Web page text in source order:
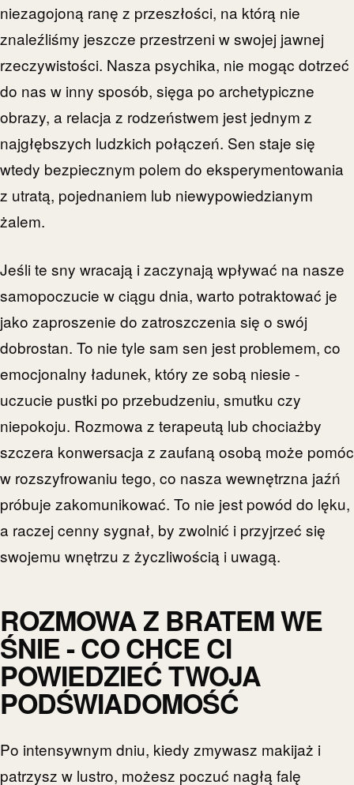
niezagojoną ranę z przeszłości, na którą nie
znaleźliśmy jeszcze przestrzeni w swojej jawnej
rzeczywistości. Nasza psychika, nie mogąc dotrzeć
do nas w inny sposób, sięga po archetypiczne
obrazy, a relacja z rodzeństwem jest jednym z
najgłębszych ludzkich połączeń. Sen staje się
wtedy bezpiecznym polem do eksperymentowania
z utratą, pojednaniem lub niewypowiedzianym
żalem.
Jeśli te sny wracają i zaczynają wpływać na nasze
samopoczucie w ciągu dnia, warto potraktować je
jako zaproszenie do zatroszczenia się o swój
dobrostan. To nie tyle sam sen jest problemem, co
emocjonalny ładunek, który ze sobą niesie -
uczucie pustki po przebudzeniu, smutku czy
niepokoju. Rozmowa z terapeutą lub chociażby
szczera konwersacja z zaufaną osobą może pomóc
w rozszyfrowaniu tego, co nasza wewnętrzna jaźń
próbuje zakomunikować. To nie jest powód do lęku,
a raczej cenny sygnał, by zwolnić i przyjrzeć się
swojemu wnętrzu z życzliwością i uwagą.
ROZMOWA Z BRATEM WE
ŚNIE - CO CHCE CI
POWIEDZIEĆ TWOJA
PODŚWIADOMOŚĆ
Po intensywnym dniu, kiedy zmywasz makijaż i
patrzysz w lustro, możesz poczuć nagłą falę